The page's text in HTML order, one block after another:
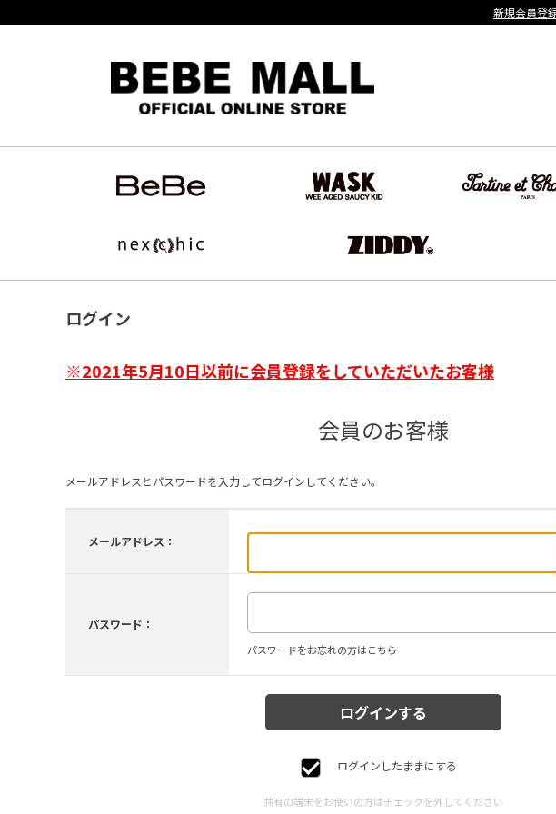
新規会員登
ログイン
※2021年5月10日以前に会員登録をしていただいたお客様
会員のお客様
メールアドレスとパスワードを入力してログインしてください。
メールアドレス：
パスワード：
パスワードをお忘れの方はこちら
ログインしたままにする
共有の端末をお使いの方はチェックを外してください